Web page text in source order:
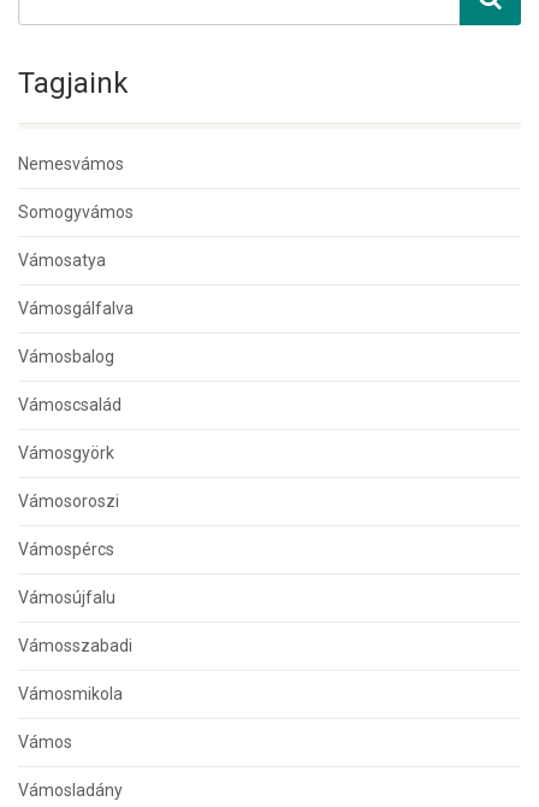
Tagjaink
Nemesvámos
Somogyvámos
Vámosatya
Vámosgálfalva
Vámosbalog
Vámoscsalád
Vámosgyörk
Vámosoroszi
Vámospércs
Vámosújfalu
Vámosszabadi
Vámosmikola
Vámos
Vámosladány